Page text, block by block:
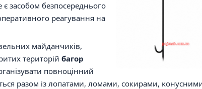
є засобом безпосереднього
реагування на
майданчиків,
територій багор
повноцінний
разом із лопатами, ломами, сокирами,